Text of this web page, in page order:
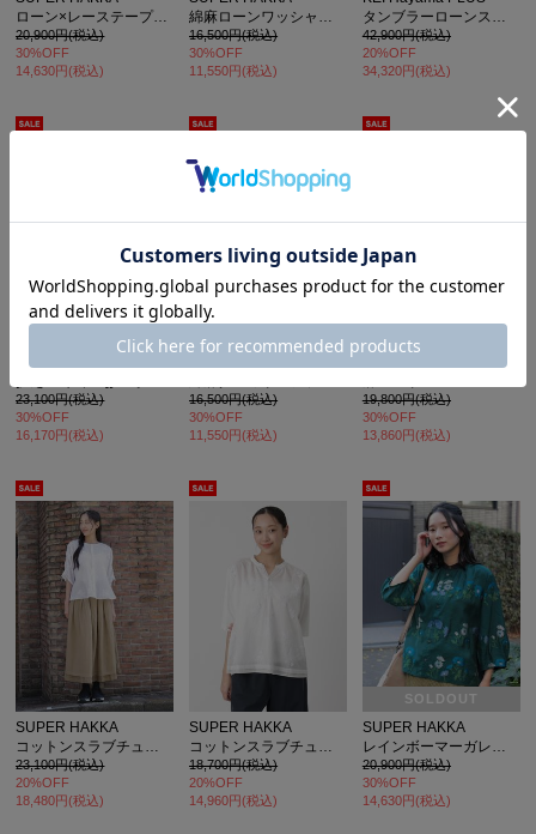
ローン×レーステープパッチワーク×天竺ピンタックブラウス
20,900円(税込)
30%OFF
14,630円(税込)
16,500円(税込)
30%OFF
11,550円(税込)
42,900円(税込)
20%OFF
34,320円(税込)
super hakka feuille
23,100円(税込)
30%OFF
16,170円(税込)
16,500円(税込)
30%OFF
11,550円(税込)
19,800円(税込)
30%OFF
13,860円(税込)
SUPER HAKKA
コットンスラブチューリップワルツ オンケミ刺繍ブラウス
23,100円(税込)
20%OFF
18,480円(税込)
SUPER HAKKA
コットンスラブチューリップワルツオンケミ刺繍×天竺 カットソーブラウス
18,700円(税込)
20%OFF
14,960円(税込)
SOLDOUT
SUPER HAKKA
レインボーマーガレットカットジャカード コクーンスリーブブラウス
20,900円(税込)
30%OFF
14,630円(税込)